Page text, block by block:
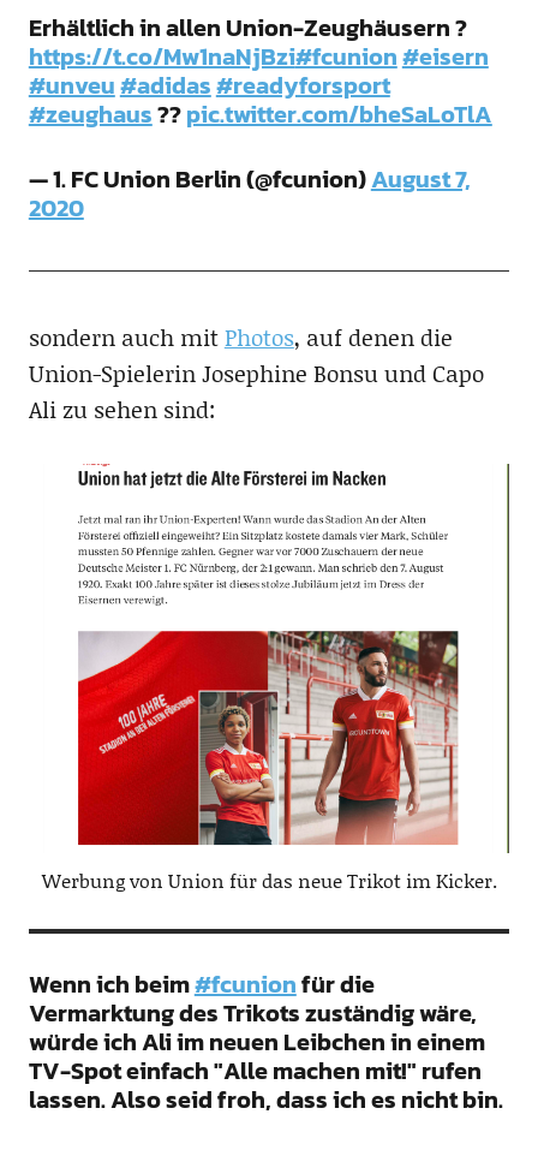
Erhältlich in allen Union-Zeughäusern ?
https://t.co/Mw1naNjBzi#fcunion#eisern
#unveu#adidas#readyforsport
#zeughaus??pic.twitter.com/bheSaLoTlA
— 1. FC Union Berlin (@fcunion)August 7,
2020
sondern auch mitPhotos, auf denen die
Union-Spielerin Josephine Bonsu und Capo
Ali zu sehen sind:
Werbung von Union für das neue Trikot im Kicker.
Wenn ich beim#fcunionfür die
Vermarktung des Trikots zuständig wäre,
würde ich Ali im neuen Leibchen in einem
TV-Spot einfach "Alle machen mit!" rufen
lassen. Also seid froh, dass ich es nicht bin.